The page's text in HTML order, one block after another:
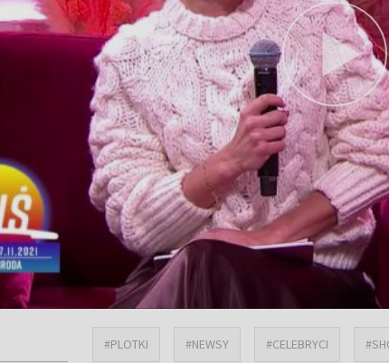
#PLOTKI #NEWSY #CELEBRYCI